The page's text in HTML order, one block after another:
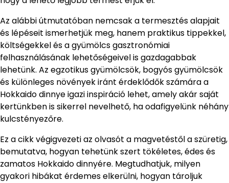
Az alábbi útmutatóban nemcsak a termesztés alapjait
és lépéseit ismerhetjük meg, hanem praktikus tippekkel,
költségekkel és a gyümölcs gasztronómiai
felhasználásának lehetőségeivel is gazdagabbak
lehetünk. Az egzotikus gyümölcsök, bogyós gyümölcsök
és különleges növények iránt érdeklődők számára a
Hokkaido dinnye igazi inspiráció lehet, amely akár saját
kertünkben is sikerrel nevelhető, ha odafigyelünk néhány
kulcstényezőre.
Ez a cikk végigvezeti az olvasót a magvetéstől a szüretig,
bemutatva, hogyan tehetünk szert tökéletes, édes és
zamatos Hokkaido dinnyére. Megtudhatjuk, milyen
gyakori hibákat érdemes elkerülni, hogyan tároljuk